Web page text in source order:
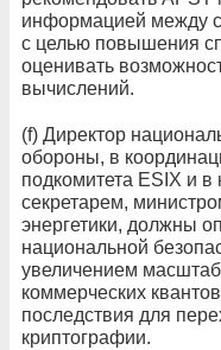
информацией между
с целью повышения
оценивать
вычислений.
(f) Директор
обороны, в
подкомитета ESIX и в
секретарем,
энергетики, должны
национальной
увеличением
коммерческих
последствия для
криптографии.